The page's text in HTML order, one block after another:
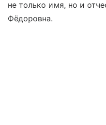
не только имя, но и
Фёдоровна.